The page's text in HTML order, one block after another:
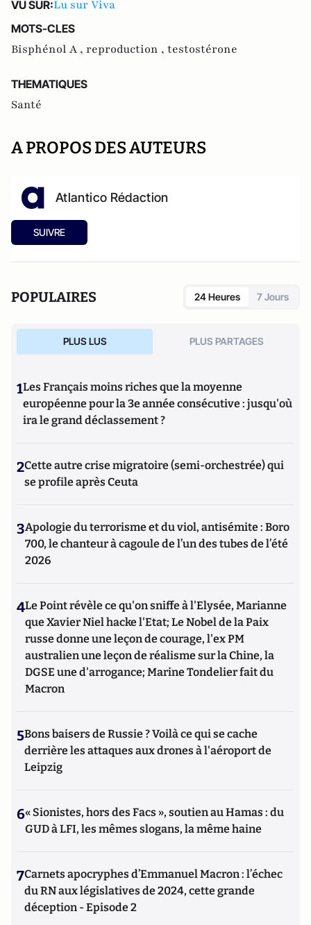
VU SUR:Lu sur Viva
MOTS-CLES
Bisphénol A , reproduction , testostérone
THEMATIQUES
Santé
A PROPOS DES AUTEURS
Atlantico Rédaction
SUIVRE
POPULAIRES 24 Heures 7 Jours
PLUS LUS PLUS PARTAGES
1Les Français moins riches que la moyenne
européenne pour la 3e année consécutive : jusqu'où
ira le grand déclassement ?
2Cette autre crise migratoire (semi-orchestrée) qui
se profile après Ceuta
3Apologie du terrorisme et du viol, antisémite : Boro
700, le chanteur à cagoule de l’un des tubes de l’été
2026
4Le Point révèle ce qu'on sniffe à l'Elysée, Marianne
que Xavier Niel hacke l'Etat; Le Nobel de la Paix
russe donne une leçon de courage, l'ex PM
australien une leçon de réalisme sur la Chine, la
DGSE une d'arrogance; Marine Tondelier fait du
Macron
5Bons baisers de Russie ? Voilà ce qui se cache
derrière les attaques aux drones à l'aéroport de
Leipzig
6« Sionistes, hors des Facs », soutien au Hamas : du
GUD à LFI, les mêmes slogans, la même haine
7Carnets apocryphes d’Emmanuel Macron : l’échec
du RN aux législatives de 2024, cette grande
déception - Episode 2